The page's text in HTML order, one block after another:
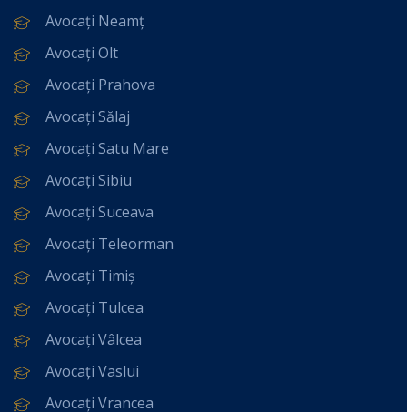
Avocați Neamț
Avocați Olt
Avocați Prahova
Avocați Sălaj
Avocați Satu Mare
Avocați Sibiu
Avocați Suceava
Avocați Teleorman
Avocați Timiș
Avocați Tulcea
Avocați Vâlcea
Avocați Vaslui
Avocați Vrancea